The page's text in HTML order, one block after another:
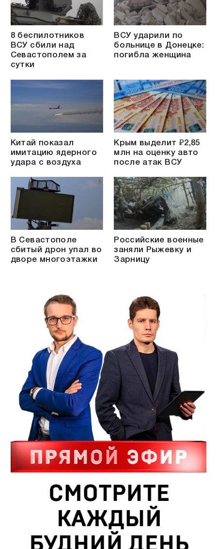
8 беспилотников
ВСУ сбили над
Севастополем за
сутки
ВСУ ударили по
больнице в Донецке:
погибла женщина
Китай показал
имитацию ядерного
удара с воздуха
Крым выделит ₽2,85
млн на оценку авто
после атак ВСУ
В Севастополе
сбитый дрон упал во
дворе многоэтажки
Российские военные
заняли Рыжевку и
Зарницу